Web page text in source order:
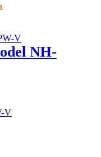
NH-
V